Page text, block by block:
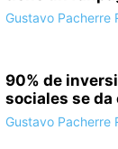
Gustavo Pacherre
90% de
sociales se da
Gustavo Pacherre